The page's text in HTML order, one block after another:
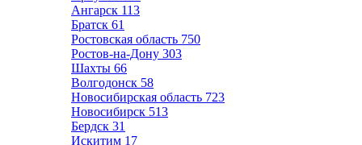
Ангарск 113
Братск 61
Ростовская область 750
Ростов-на-Дону 303
Шахты 66
Волгодонск 58
Новосибирская область 723
Новосибирск 513
Бердск 31
Искитим 17